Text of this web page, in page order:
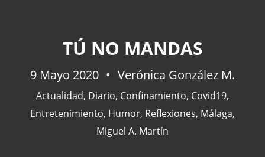
TÚ NO MANDAS
9 Mayo 2020 Verónica González M.
Actualidad, Diario, Confinamiento, Covid19,
Entretenimiento, Humor, Reflexiones, Málaga,
Miguel A. Martín